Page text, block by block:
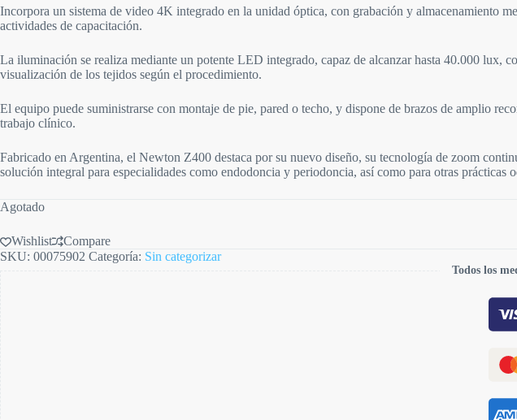
Incorpora un sistema de video 4K integrado en la unidad óptica, con grabación y almacenamiento
actividades de capacitación.
La iluminación se realiza mediante un potente LED integrado, capaz de alcanzar hasta 40.000
visualización de los tejidos según el procedimiento.
El equipo puede suministrarse con montaje de pie, pared o techo, y dispone de brazos de amplio
trabajo clínico.
Fabricado en Argentina, el Newton Z400 destaca por su nuevo diseño, su tecnología de zoom
solución integral para especialidades como endodoncia y periodoncia, así como para otras prácticas
Agotado
Wishlist
Compare
SKU: 00075902 Categoría: Sin categorizar
Todos los